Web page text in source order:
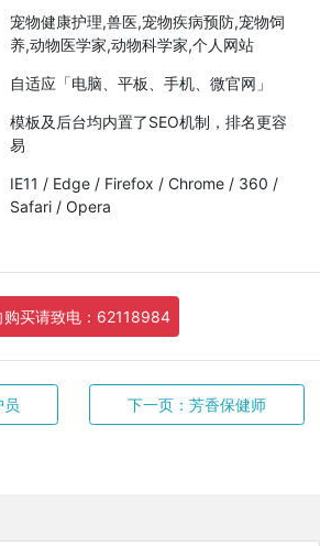
宠物健康护理,兽医,宠物疾病预防,宠物饲
养,动物医学家,动物科学家,个人网站
自适应「电脑、平板、手机、微官网」
模板及后台均内置了SEO机制，排名更容
易
IE11 / Edge / Firefox / Chrome / 360 /
Safari / Opera
购买请致电：62118984
员 下一页：芳香保健师